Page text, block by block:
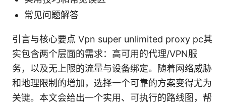
常见问题解答
引言与核心要点 Vpn super unlimited proxy pc其
实包含两个层面的需求：高可用的代理/VPN服
务，以及无上限的流量与设备绑定。随着网络威胁
和地理限制的增加，选择一个可靠的方案变得尤为
关键。本文会给出一个实用、可执行的路线图，帮